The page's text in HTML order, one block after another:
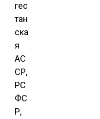
гес
тан
ска
я
АС
СР,
РС
ФС
Р,